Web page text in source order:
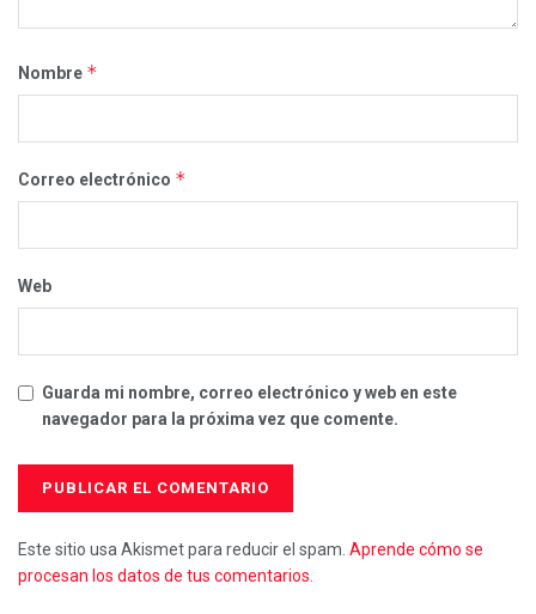
Nombre *
Correo electrónico *
Web
Guarda mi nombre, correo electrónico y web en este
navegador para la próxima vez que comente.
Este sitio usa Akismet para reducir el spam. Aprende cómo se
procesan los datos de tus comentarios.